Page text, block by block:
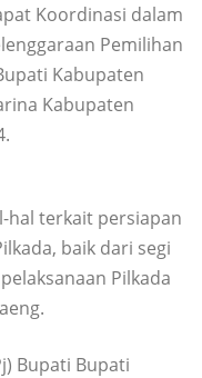
Koordinasi dalam
Pemilihan
Kabupaten
Kabupaten
hal terkait persiapan
baik dari segi
Pilkada
Bupati Bupati